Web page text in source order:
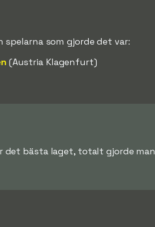
spelarna som gjorde det var:
(Austria Klagenfurt)
det bästa laget, totalt gjorde man